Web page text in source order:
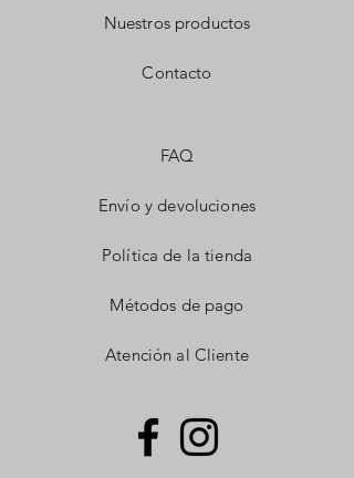
Nuestros productos
Contacto
FAQ
Envío y devoluciones
Política de la tienda
Métodos de pago
Atención al Cliente